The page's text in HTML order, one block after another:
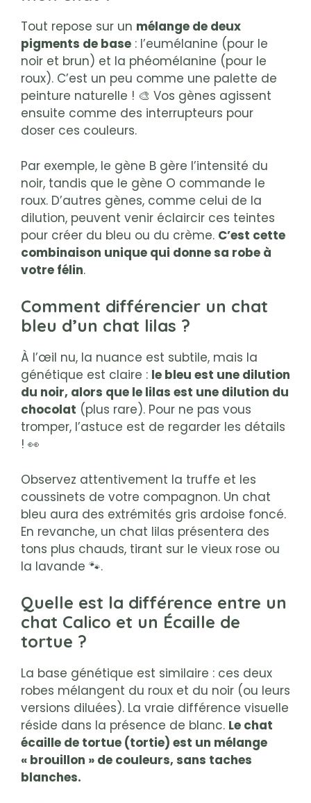
Tout repose sur un mélange de deux
pigments de base : l’eumélanine (pour le
noir et brun) et la phéomélanine (pour le
roux). C’est un peu comme une palette de
peinture naturelle ! 🎨 Vos gènes agissent
ensuite comme des interrupteurs pour
doser ces couleurs.
Par exemple, le gène B gère l’intensité du
noir, tandis que le gène O commande le
roux. D’autres gènes, comme celui de la
dilution, peuvent venir éclaircir ces teintes
pour créer du bleu ou du crème. C’est cette
combinaison unique qui donne sa robe à
votre félin.
Comment différencier un chat
bleu d’un chat lilas ?
À l’œil nu, la nuance est subtile, mais la
génétique est claire : le bleu est une dilution
du noir, alors que le lilas est une dilution du
chocolat (plus rare). Pour ne pas vous
tromper, l’astuce est de regarder les détails
! 👀
Observez attentivement la truffe et les
coussinets de votre compagnon. Un chat
bleu aura des extrémités gris ardoise foncé.
En revanche, un chat lilas présentera des
tons plus chauds, tirant sur le vieux rose ou
la lavande 🐾.
Quelle est la différence entre un
chat Calico et un Écaille de
tortue ?
La base génétique est similaire : ces deux
robes mélangent du roux et du noir (ou leurs
versions diluées). La vraie différence visuelle
réside dans la présence de blanc. Le chat
écaille de tortue (tortie) est un mélange
« brouillon » de couleurs, sans taches
blanches.